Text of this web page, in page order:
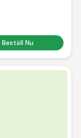
Text
Beställ Nu